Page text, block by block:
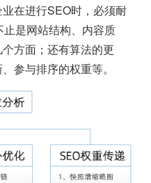
在进行SEO时，必须耐
是网站结构、内容质
方面；还有算法的更
参与排序的权重等。